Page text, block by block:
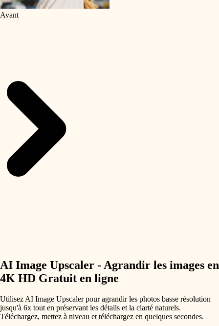
Avant
AI Image Upscaler - Agrandir les images en
4K HD Gratuit en ligne
Utilisez AI Image Upscaler pour agrandir les photos basse résolution
jusqu'à 6x tout en préservant les détails et la clarté naturels.
Téléchargez, mettez à niveau et téléchargez en quelques secondes.